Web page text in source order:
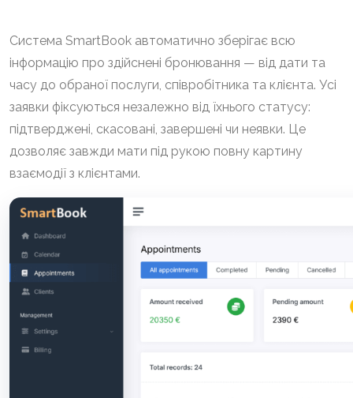
Система SmartBook автоматично зберігає всю
інформацію про здійснені бронювання — від дати та
часу до обраної послуги, співробітника та клієнта. Усі
заявки фіксуються незалежно від їхнього статусу:
підтверджені, скасовані, завершені чи неявки. Це
дозволяє завжди мати під рукою повну картину
взаємодії з клієнтами.